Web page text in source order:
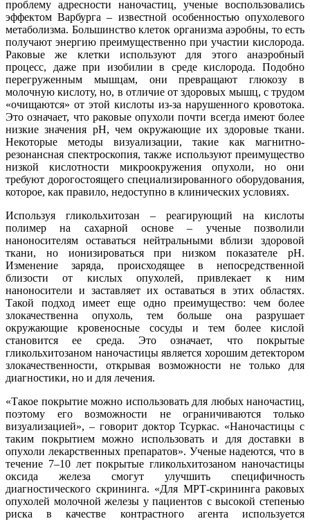
проблему адресности наночастиц, ученые воспользовались
эффектом Варбурга – известной особенностью опухолевого
метаболизма. Большинство клеток организма аэробны, то есть
получают энергию преимущественно при участии кислорода.
Раковые же клетки используют для этого анаэробный
процесс, даже при изобилии в среде кислорода. Подобно
перегруженным мышцам, они превращают глюкозу в
молочную кислоту, но, в отличие от здоровых мышц, с трудом
«очищаются» от этой кислоты из-за нарушенного кровотока.
Это означает, что раковые опухоли почти всегда имеют более
низкие значения рН, чем окружающие их здоровые ткани.
Некоторые методы визуализации, такие как магнитно-
резонансная спектроскопия, также используют преимущество
низкой кислотности микроокружения опухоли, но они
требуют дорогостоящего специализированного оборудования,
которое, как правило, недоступно в клинических условиях.
Используя гликольхитозан – реагирующий на кислоты
полимер на сахарной основе – ученые позволили
наноносителям оставаться нейтральными вблизи здоровой
ткани, но ионизироваться при низком показателе рН.
Изменение заряда, происходящее в непосредственной
близости от кислых опухолей, привлекает к ним
наноносители и заставляет их оставаться в этих областях.
Такой подход имеет еще одно преимущество: чем более
злокачественна опухоль, тем больше она разрушает
окружающие кровеносные сосуды и тем более кислой
становится ее среда. Это означает, что покрытые
гликольхитозаном наночастицы является хорошим детектором
злокачественности, открывая возможности не только для
диагностики, но и для лечения.
«Такое покрытие можно использовать для любых наночастиц,
поэтому его возможности не ограничиваются только
визуализацией», – говорит доктор Тсуркас. «Наночастицы с
таким покрытием можно использовать и для доставки в
опухоли лекарственных препаратов». Ученые надеются, что в
течение 7–10 лет покрытые гликольхитозаном наночастицы
оксида железа смогут улучшить специфичность
диагностического скрининга. «Для МРТ-скрининга раковых
опухолей молочной железы у пациентов с высокой степенью
риска в качестве контрастного агента используется